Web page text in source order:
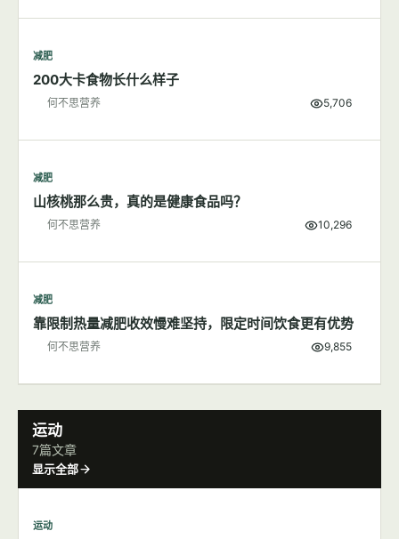
减肥
200大卡食物长什么样子
何不思营养 5,706
减肥
山核桃那么贵，真的是健康食品吗？
何不思营养 10,296
减肥
靠限制热量减肥收效慢难坚持，限定时间饮食更有优势
何不思营养 9,855
运动
7篇文章
显示全部
运动